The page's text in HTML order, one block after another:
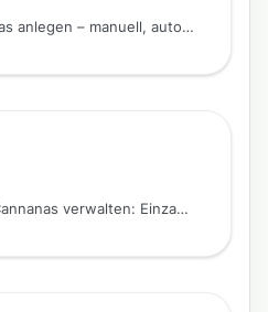
Buchungen in Cannanas anlegen – manuell, automatisiert oder individuell. Zahlungsmethoden, Statusübersicht und Tipps für die Finanzverwaltung.
Guthaben-Konten in Cannanas verwalten: Einzahlungen, Korrekturen, automatische Aufladung und Nutzung bei der Abgabe – inklusive Guthabenpakete, Pauschalen und Flatrates.